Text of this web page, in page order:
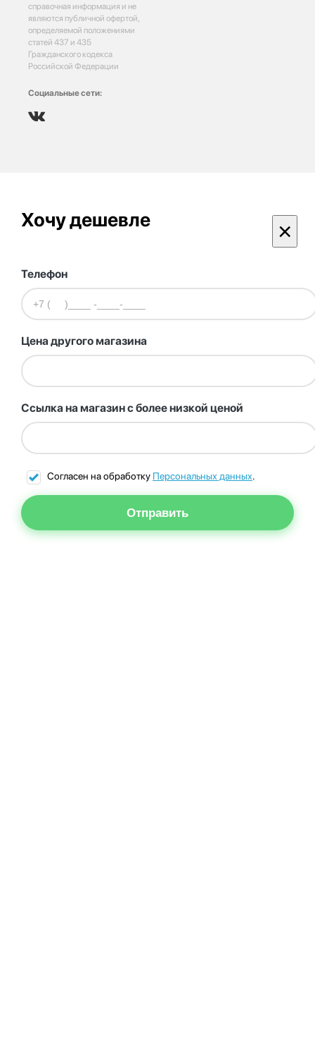
справочная информация и не
являются публичной офертой,
определяемой положениями
статей 437 и 435
Гражданского кодекса
Российской Федерации
Социальные сети:
Хочу дешевле ×
Телефон
Цена другого магазина
Ссылка на магазин с более низкой ценой
Согласен на обработку Персональных данных.
Отправить